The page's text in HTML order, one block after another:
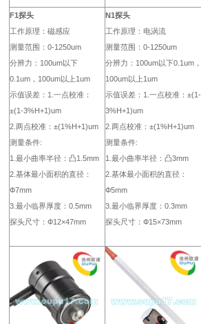
F1探头
工作原理：磁感应
测量范围：0-1250um
分辨力：100um以下
0.1um，100um以上1um
示值误差：1.一点校准：
±(1-3%H+1)um
2.两点校准：±(1%H+1)um
测量条件:
1.最小曲率半径：凸1.5mm
2.基体最小面积的直径：
Ф7mm
3.最小临界厚度：0.5mm
探头尺寸：Ф12×47mm
N1探头
工作原理：电涡流
测量范围：0-1250um
分辨力：100um以下0.1um，
100um以上1um
示值误差：1.一点校准：±(1-
3%H+1)um
2.两点校准：±(1%H+1)um
测量条件:
1.最小曲率半径：凸3mm
2.基体最小面积的直径：
Ф5mm
3.最小临界厚度：0.3mm
探头尺寸：Ф15×73mm